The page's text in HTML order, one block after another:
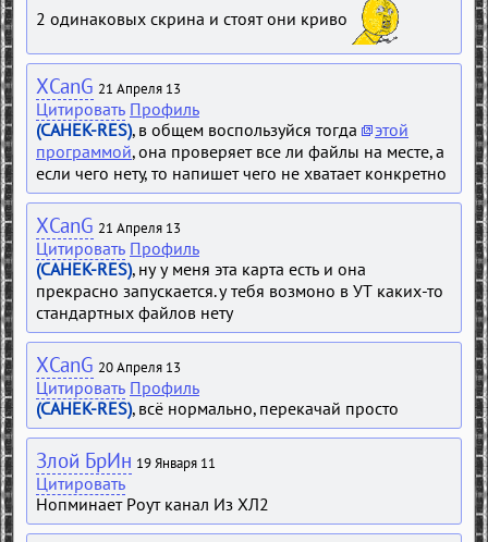
2 одинаковых скрина и стоят они криво
XCanG 21 Апреля 13
Цитировать Профиль
(CAHEK-RES), в общем воспользуйся тогда
этой
программой, она проверяет все ли файлы на месте, а
если чего нету, то напишет чего не хватает конкретно
XCanG 21 Апреля 13
Цитировать Профиль
(CAHEK-RES), ну у меня эта карта есть и она
прекрасно запускается. у тебя возмоно в УТ каких-то
стандартных файлов нету
XCanG 20 Апреля 13
Цитировать Профиль
(CAHEK-RES), всё нормально, перекачай просто
Злой БрИн 19 Января 11
Цитировать
Нопминает Роут канал Из ХЛ2